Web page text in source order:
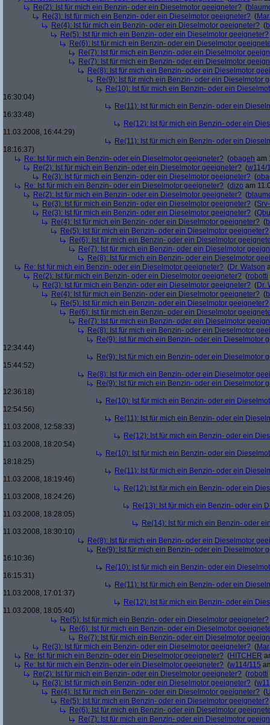
Re(2): Ist für mich ein Benzin- oder ein Dieselmotor geeigneter? (
Re(3): Ist für mich ein Benzin- oder ein Dieselmotor geeigneter? (
Re(4): Ist für mich ein Benzin- oder ein Dieselmotor geeigneter? (
Re(5): Ist für mich ein Benzin- oder ein Dieselmotor geeigneter?
Re(6): Ist für mich ein Benzin- oder ein Dieselmotor
Re(7): Ist für mich ein Benzin- oder ein Dieselmotor
Re(7): Ist für mich ein Benzin- oder ein Dieselmotor
Re(8): Ist für mich ein Benzin- oder ein Dieselmotor
Re(9): Ist für mich ein Benzin- oder ein Dieselmotor
Re(10): Ist für mich ein Benzin- oder ein
16:30:04)
Re(11): Ist für mich ein Benzin- oder ein
16:33:48)
Re(12): Ist für mich ein Benzin- oder ein
11.03.2008, 16:44:29)
Re(11): Ist für mich ein Benzin- oder ein
18:16:37)
Re: Ist für mich ein Benzin- oder ein Dieselmotor geeigneter? (obageh am
Re(2): Ist für mich ein Benzin- oder ein Dieselmotor geeigneter? (w114/
Re(3): Ist für mich ein Benzin- oder ein Dieselmotor geeigneter? (
Re: Ist für mich ein Benzin- oder ein Dieselmotor geeigneter? (dizo am
Re(2): Ist für mich ein Benzin- oder ein Dieselmotor geeigneter? (
Re(3): Ist für mich ein Benzin- oder ein Dieselmotor geeigneter? (
Re(3): Ist für mich ein Benzin- oder ein Dieselmotor geeigneter? (
Re(4): Ist für mich ein Benzin- oder ein Dieselmotor geeigneter? (
Re(5): Ist für mich ein Benzin- oder ein Dieselmotor geeigneter?
Re(6): Ist für mich ein Benzin- oder ein Dieselmotor
Re(7): Ist für mich ein Benzin- oder ein Dieselmotor
Re(8): Ist für mich ein Benzin- oder ein Dieselmotor
Re: Ist für mich ein Benzin- oder ein Dieselmotor geeigneter? (Dr. Watson
Re(2): Ist für mich ein Benzin- oder ein Dieselmotor geeigneter? (robotti
Re(3): Ist für mich ein Benzin- oder ein Dieselmotor geeigneter? (Dr.
Re(4): Ist für mich ein Benzin- oder ein Dieselmotor geeigneter? (
Re(5): Ist für mich ein Benzin- oder ein Dieselmotor geeigneter?
Re(6): Ist für mich ein Benzin- oder ein Dieselmotor
Re(7): Ist für mich ein Benzin- oder ein Dieselmotor
Re(8): Ist für mich ein Benzin- oder ein Dieselmotor
Re(9): Ist für mich ein Benzin- oder ein Dieselmotor
12:34:44)
Re(9): Ist für mich ein Benzin- oder ein Dieselmotor
15:44:52)
Re(8): Ist für mich ein Benzin- oder ein Dieselmotor
Re(9): Ist für mich ein Benzin- oder ein Dieselmotor
12:36:18)
Re(10): Ist für mich ein Benzin- oder ein
12:54:56)
Re(11): Ist für mich ein Benzin- oder ein
11.03.2008, 12:58:33)
Re(12): Ist für mich ein Benzin- oder ein
11.03.2008, 18:20:54)
Re(10): Ist für mich ein Benzin- oder ein
18:18:25)
Re(11): Ist für mich ein Benzin- oder ein
11.03.2008, 18:19:46)
Re(12): Ist für mich ein Benzin- oder ein
11.03.2008, 18:24:26)
Re(13): Ist für mich ein Benzin- oder ein
11.03.2008, 18:28:05)
Re(14): Ist für mich ein Benzin- oder
11.03.2008, 18:30:10)
Re(8): Ist für mich ein Benzin- oder ein Dieselmotor
Re(9): Ist für mich ein Benzin- oder ein Dieselmotor
16:10:36)
Re(10): Ist für mich ein Benzin- oder ein
16:15:31)
Re(11): Ist für mich ein Benzin- oder ein
11.03.2008, 17:01:37)
Re(12): Ist für mich ein Benzin- oder ein
11.03.2008, 18:05:40)
Re(5): Ist für mich ein Benzin- oder ein Dieselmotor geeigneter?
Re(6): Ist für mich ein Benzin- oder ein Dieselmotor
Re(7): Ist für mich ein Benzin- oder ein Dieselmotor
Re(3): Ist für mich ein Benzin- oder ein Dieselmotor geeigneter? (
Re: Ist für mich ein Benzin- oder ein Dieselmotor geeigneter? (HITCHER
Re: Ist für mich ein Benzin- oder ein Dieselmotor geeigneter? (w114/115
Re(2): Ist für mich ein Benzin- oder ein Dieselmotor geeigneter? (robotti
Re(3): Ist für mich ein Benzin- oder ein Dieselmotor geeigneter? (
Re(4): Ist für mich ein Benzin- oder ein Dieselmotor geeigneter? (
Re(5): Ist für mich ein Benzin- oder ein Dieselmotor geeigneter?
Re(6): Ist für mich ein Benzin- oder ein Dieselmotor
Re(7): Ist für mich ein Benzin- oder ein Dieselmotor